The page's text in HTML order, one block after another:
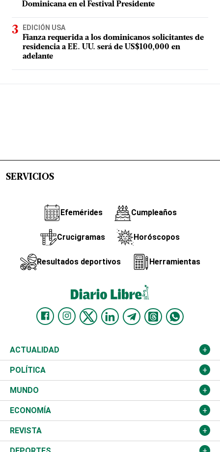
Dominicana en el Festival Presidente
EDICIÓN USA
Fianza requerida a los dominicanos solicitantes de
residencia a EE. UU. será de US$100,000 en
adelante
SERVICIOS
Efemérides Cumpleaños
Crucigramas Horóscopos
Resultados deportivos Herramientas
ACTUALIDAD
Nacional
Ciudad
Educación
Salud
Justicia
POLÍTICA
Partidos
JCE
TSE
Congreso Nacional
MUNDO
Estados Unidos
América Latina
Haití
ECONOMÍA
Finanzas
REVISTA